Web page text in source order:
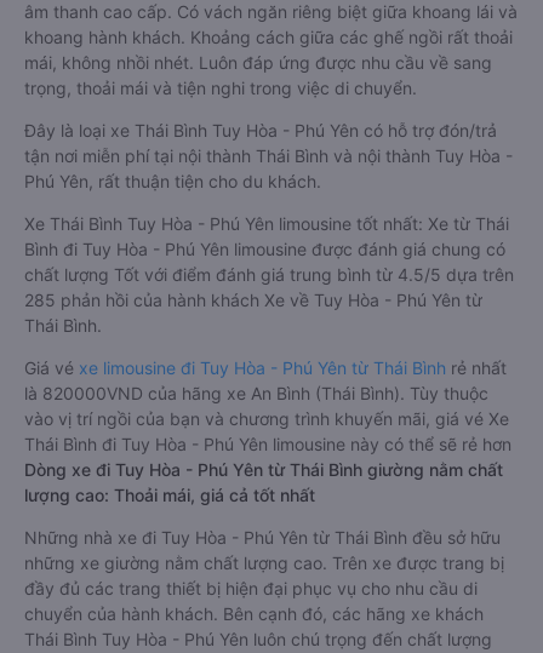
âm thanh cao cấp. Có vách ngăn riêng biệt giữa khoang lái và
khoang hành khách. Khoảng cách giữa các ghế ngồi rất thoải
mái, không nhồi nhét. Luôn đáp ứng được nhu cầu về sang
trọng, thoải mái và tiện nghi trong việc di chuyển.
Đây là loại xe Thái Bình Tuy Hòa - Phú Yên có hỗ trợ đón/trả
tận nơi miễn phí tại nội thành Thái Bình và nội thành Tuy Hòa -
Phú Yên, rất thuận tiện cho du khách.
Xe Thái Bình Tuy Hòa - Phú Yên limousine tốt nhất: Xe từ Thái
Bình đi Tuy Hòa - Phú Yên limousine được đánh giá chung có
chất lượng Tốt với điểm đánh giá trung bình từ 4.5/5 dựa trên
285 phản hồi của hành khách Xe về Tuy Hòa - Phú Yên từ
Thái Bình.
Giá vé xe limousine đi Tuy Hòa - Phú Yên từ Thái Bình rẻ nhất
là 820000VND của hãng xe An Bình (Thái Bình). Tùy thuộc
vào vị trí ngồi của bạn và chương trình khuyến mãi, giá vé Xe
Thái Bình đi Tuy Hòa - Phú Yên limousine này có thể sẽ rẻ hơn
Dòng xe đi Tuy Hòa - Phú Yên từ Thái Bình giường nằm chất
lượng cao: Thoải mái, giá cả tốt nhất
Những nhà xe đi Tuy Hòa - Phú Yên từ Thái Bình đều sở hữu
những xe giường nằm chất lượng cao. Trên xe được trang bị
đầy đủ các trang thiết bị hiện đại phục vụ cho nhu cầu di
chuyển của hành khách. Bên cạnh đó, các hãng xe khách
Thái Bình Tuy Hòa - Phú Yên luôn chú trọng đến chất lượng